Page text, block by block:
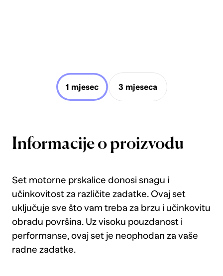
1 mjesec 3 mjeseca
Informacije o proizvodu
Set motorne prskalice donosi snagu i
učinkovitost za različite zadatke. Ovaj set
uključuje sve što vam treba za brzu i učinkovitu
obradu površina. Uz visoku pouzdanost i
performanse, ovaj set je neophodan za vaše
radne zadatke.